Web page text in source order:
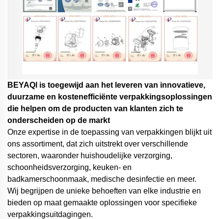
BEYAQl is toegewijd aan het leveren van innovatieve,
duurzame en kostenefficiënte verpakkingsoplossingen
die helpen om de producten van klanten zich te
onderscheiden op de markt
Onze expertise in de toepassing van verpakkingen blijkt uit
ons assortiment, dat zich uitstrekt over verschillende
sectoren, waaronder huishoudelijke verzorging,
schoonheidsverzorging, keuken- en
badkamerschoonmaak, medische desinfectie en meer.
Wij begrijpen de unieke behoeften van elke industrie en
bieden op maat gemaakte oplossingen voor specifieke
verpakkingsuitdagingen.